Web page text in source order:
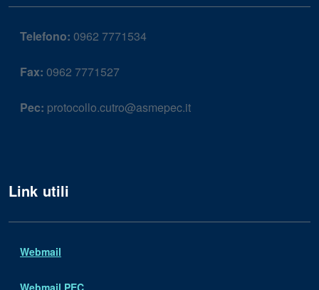
Telefono: 0962 7771534
Fax: 0962 7771527
Pec: protocollo.cutro@asmepec.it
Link utili
Webmail
Webmail PEC